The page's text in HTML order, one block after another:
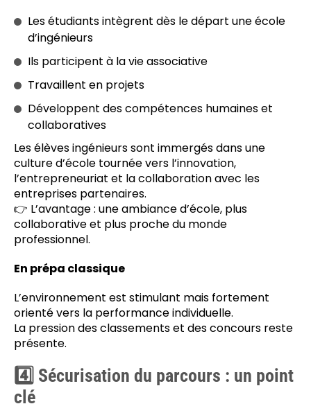
Les étudiants intègrent dès le départ une école
d’ingénieurs
Ils participent à la vie associative
Travaillent en projets
Développent des compétences humaines et
collaboratives
Les élèves ingénieurs sont immergés dans une
culture d’école tournée vers l’innovation,
l’entrepreneuriat et la collaboration avec les
entreprises partenaires.
👉 L’avantage : une ambiance d’école, plus
collaborative et plus proche du monde
professionnel.
En prépa classique
L’environnement est stimulant mais fortement
orienté vers la performance individuelle.
La pression des classements et des concours reste
présente.
4️⃣ Sécurisation du parcours : un point
clé